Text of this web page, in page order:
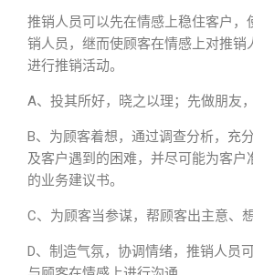
推销人员可以先在情感上稳住客户，
销人员，继而使顾客在情感上对推销
进行推销活动。
A、投其所好，晓之以理；先做朋友
B、为顾客着想，通过调查分析，充
及客户遇到的困难，并尽可能为客户
的业务建议书。
C、为顾客当参谋，帮顾客出主意、想
D、制造气氛，协调情绪，推销人员